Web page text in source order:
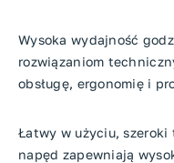
Wysoka wydajność
rozwiązaniom
obsługę, ergonomię i
Łatwy w użyciu,
napęd zapewniają